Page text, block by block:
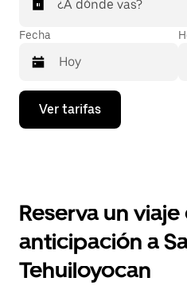
¿A dónde vas?
Fecha
Presiona
flecha
el
y
selecciona
una
Ver tarifas
Reserva un viaje
anticipación a
Tehuiloyocan